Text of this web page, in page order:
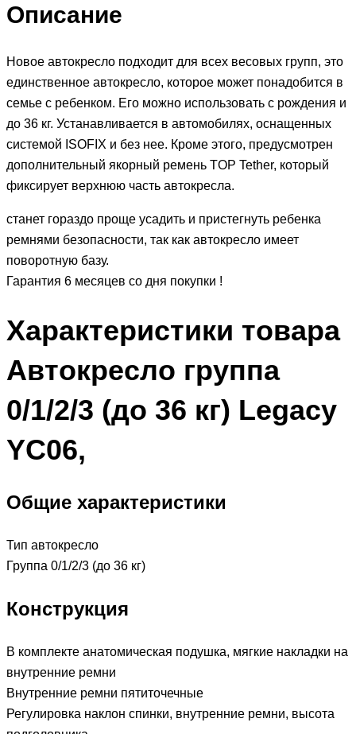
Описание
Новое автокресло подходит для всех весовых групп, это
единственное автокресло, которое может понадобится в
семье с ребенком. Его можно использовать с рождения и
до 36 кг. Устанавливается в автомобилях, оснащенных
системой ISOFIX и без нее. Кроме этого, предусмотрен
дополнительный якорный ремень TOP Tether, который
фиксирует верхнюю часть автокресла.
станет гораздо проще усадить и пристегнуть ребенка
ремнями безопасности, так как автокресло имеет
поворотную базу.
Гарантия 6 месяцев со дня покупки !
Характеристики товара
Автокресло группа
0/1/2/3 (до 36 кг) Legacy
YC06,
Общие характеристики
Тип автокресло
Группа 0/1/2/3 (до 36 кг)
Конструкция
В комплекте анатомическая подушка, мягкие накладки на
внутренние ремни
Внутренние ремни пятиточечные
Регулировка наклон спинки, внутренние ремни, высота